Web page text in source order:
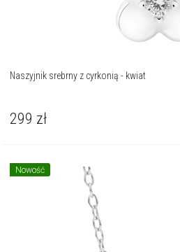
Naszyjnik srebrny z cyrkonią - kwiat
299 zł
Nowość